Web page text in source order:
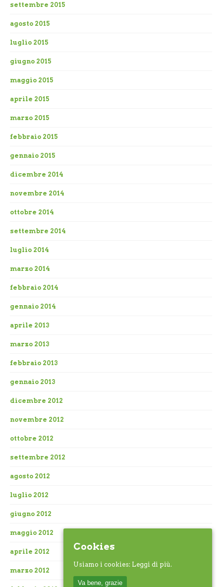
settembre 2015
agosto 2015
luglio 2015
giugno 2015
maggio 2015
aprile 2015
marzo 2015
febbraio 2015
gennaio 2015
dicembre 2014
novembre 2014
ottobre 2014
settembre 2014
luglio 2014
marzo 2014
febbraio 2014
gennaio 2014
aprile 2013
marzo 2013
febbraio 2013
gennaio 2013
dicembre 2012
novembre 2012
ottobre 2012
settembre 2012
agosto 2012
luglio 2012
giugno 2012
maggio 2012
aprile 2012
marzo 2012
Cookies
Usiamo i cookies: Leggi di più.
Va bene, grazie